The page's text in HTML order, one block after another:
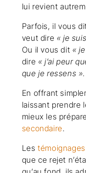
lui revient
Parfois, il vous
veut dire « je
Ou il vous dit «
dire « j’ai peur
que je ressens ».
En offrant
laissant prendre
mieux les
secondaire.
Les
que ce rejet